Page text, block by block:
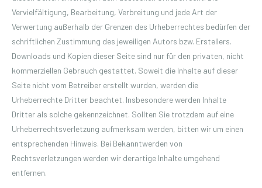
Vervielfältigung, Bearbeitung, Verbreitung und jede Art der
Verwertung außerhalb der Grenzen des Urheberrechtes bedürfen der
schriftlichen Zustimmung des jeweiligen Autors bzw. Erstellers.
Downloads und Kopien dieser Seite sind nur für den privaten, nicht
kommerziellen Gebrauch gestattet. Soweit die Inhalte auf dieser
Seite nicht vom Betreiber erstellt wurden, werden die
Urheberrechte Dritter beachtet. Insbesondere werden Inhalte
Dritter als solche gekennzeichnet. Sollten Sie trotzdem auf eine
Urheberrechtsverletzung aufmerksam werden, bitten wir um einen
entsprechenden Hinweis. Bei Bekanntwerden von
Rechtsverletzungen werden wir derartige Inhalte umgehend
entfernen.